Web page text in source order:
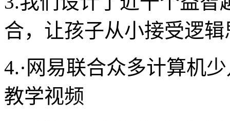
合，让孩子从小接受逻
4.·网易联合众多计算机
教学视频